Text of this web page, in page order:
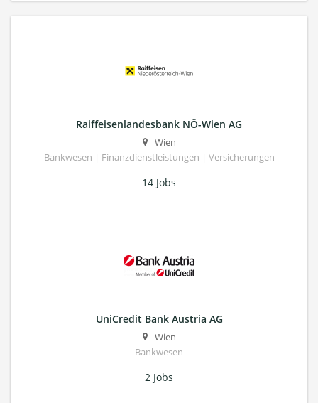
Raiffeisenlandesbank NÖ-Wien AG
Wien
Bankwesen | Finanzdienstleistungen | Versicherungen
14 Jobs
UniCredit Bank Austria AG
Wien
Bankwesen
2 Jobs